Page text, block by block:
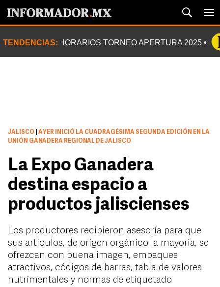
TENDENCIAS: HORARIOS TORNEO APERTURA 2025
JALISCO
AYER INICIÓ LA CUADRAGÉSIMA SEGUNDA EDICIÓN EN LA
UNIÓN GANADERA REGIONAL DE JALISCO
La Expo Ganadera
destina espacio a
productos jaliscienses
Los productores recibieron asesoría para que
sus artículos, de origen orgánico la mayoría, se
ofrezcan con buena imagen, empaques
atractivos, códigos de barras, tabla de valores
nutrimentales y normas de etiquetado